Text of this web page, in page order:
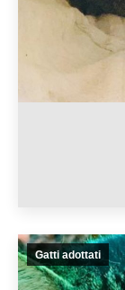
Gatti adottati